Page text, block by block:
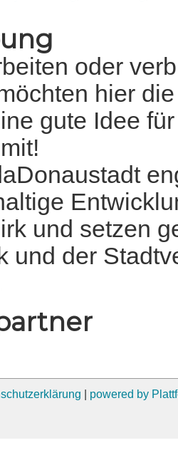
oder
hier
gute Idee
und setzen
und der
powered by